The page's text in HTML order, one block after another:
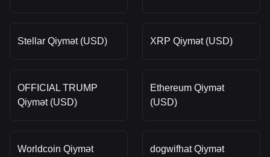
Stellar Qiymət (USD) XRP Qiymət (USD)
OFFICIAL TRUMP
Qiymət (USD)
Ethereum Qiymət
(USD)
Worldcoin Qiymət
dogwifhat Qiymət